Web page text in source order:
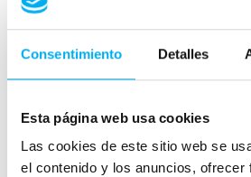
Consentimiento Detalles
Esta página web usa cookies
Las cookies de este sitio web se
el contenido y los anuncios, ofrecer